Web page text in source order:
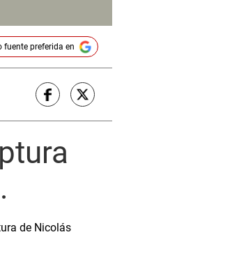
preferida en
de Nicolás